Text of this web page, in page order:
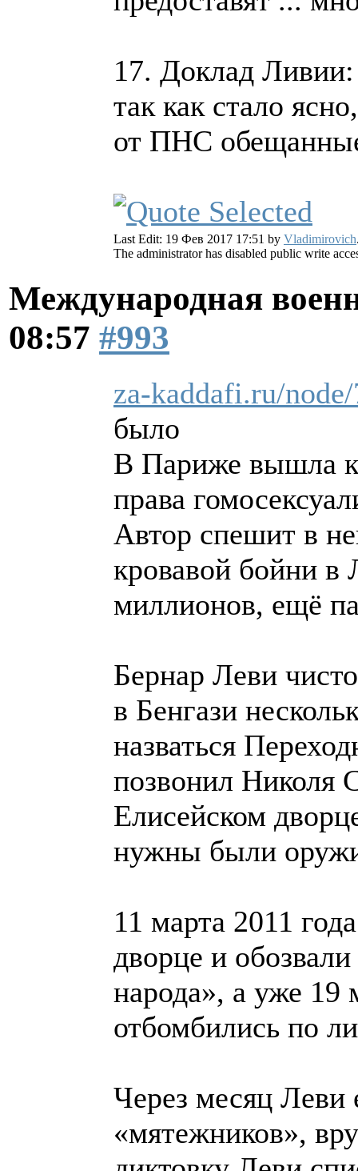
17. Доклад
так как стало
от ПНС
Last Edit: 19 Фев 2017 17:51 by Vladimirovich
The administrator has disabled public write
Международная
08:57 #993
za-kaddafi.ru/
было
В Париже вышла
права
Автор спешит в
кровавой бойни в
миллионов, ещё
Бернар Леви
в Бенгази
назваться
позвонил Николя
Елисейском
нужны были
11 марта 2011
дворце и
народа», а уже 19
отбомбились по
Через месяц Леви
«мятежников»,